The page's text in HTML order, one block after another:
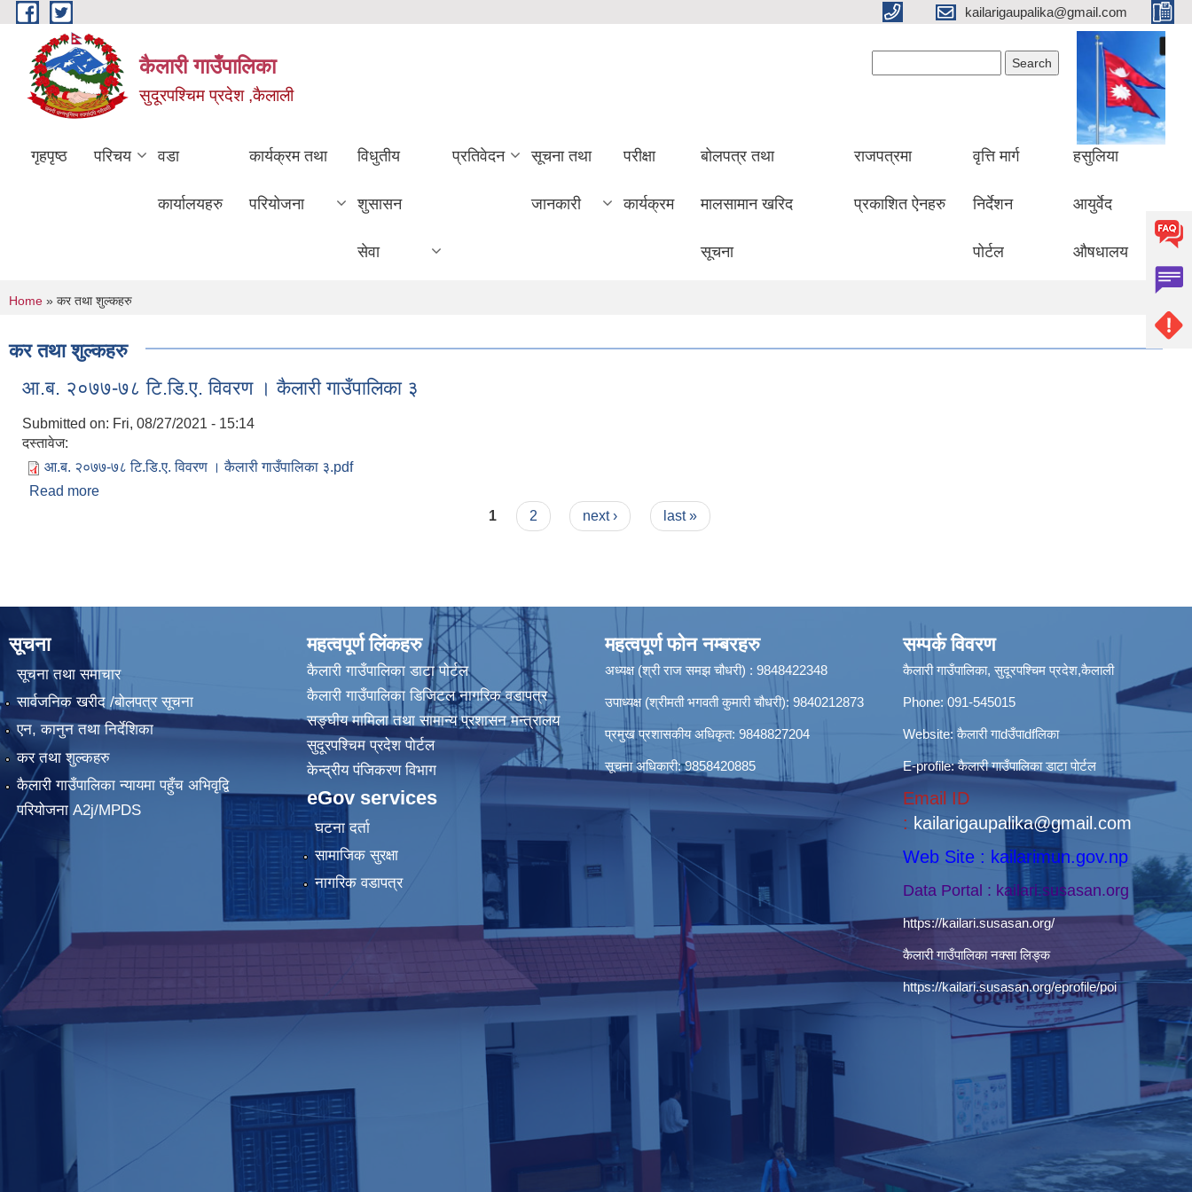
Skip to main content kailarigaupalika@gmail.com
कैलारी गाउँपालिका
सुदूरपश्चिम प्रदेश ,कैलाली
गृहपृष्ठ परिचय वडा
कार्यालयहरु
कार्यक्रम तथा
परियोजना
विधुतीय
शुसासन
सेवा
प्रतिवेदन सूचना तथा
जानकारी
परीक्षा
कार्यक्रम
बोलपत्र तथा
मालसामान खरिद
सूचना
राजपत्रमा
प्रकाशित ऐनहरु
वृत्ति मार्ग
निर्देशन
पोर्टल
हसुलिया
आयुर्वेद
औषधालय
You are here
Home » कर तथा शुल्कहरु
कर तथा शुल्कहरु
आ.ब. २०७७-७८ टि.डि.ए. विवरण । कैलारी गाउँपालिका ३
Submitted on: Fri, 08/27/2021 - 15:14
दस्तावेज:
आ.ब. २०७७-७८ टि.डि.ए. विवरण । कैलारी गाउँपालिका ३.pdf
Read more
1 2 next › last »
सूचना
सूचना तथा समाचार
सार्वजनिक खरीद /बोलपत्र सूचना
एन, कानुन तथा निर्देशिका
कर तथा शुल्कहरु
कैलारी गाउँपालिका न्यायमा पहुँच अभिवृद्वि
परियोजना A2j/MPDS
महत्वपूर्ण लिंकहरु
कैलारी गाउँपालिका डाटा पाेर्टल
कैलारी गाउँपालिका डिजिटल नागरिक वडापत्र
सङ्घीय मामिला तथा सामान्य प्रशासन मन्त्रालय
सुदूरपश्चिम प्रदेश पोर्टल
केन्द्रीय प‌ंजिकरण विभाग
eGov services
घटना दर्ता
सामाजिक सुरक्षा
नागरिक वडापत्र
महत्वपूर्ण फोन नम्बरहरु
अध्यक्ष (श्री राज समझ चौधरी) : 9848422348
उपाध्यक्ष (श्रीमती भगवती कुमारी चौधरी): 9840212873
प्रमुख प्रशासकीय अधिकृत: 9848827204
सूचना अधिकारी: 9858420885
सम्पर्क विवरण
कैलारी गाउँपालिका, सुदूरपश्चिम प्रदेश,कैलाली
Phone: 091-545015
Website:कैलारी गाdउँपाdfलिका
E-profile:कैलारी गाउँपालिका डाटा पाेर्टल
Email ID
: kailarigaupalika@gmail.com
Web Site : kailarimun.gov.np
Data Portal : kailari.susasan.org
https://kailari.susasan.org/
कैलारी गाउँपालिका नक्सा लिङ्क
https://kailari.susasan.org/eprofile/poi